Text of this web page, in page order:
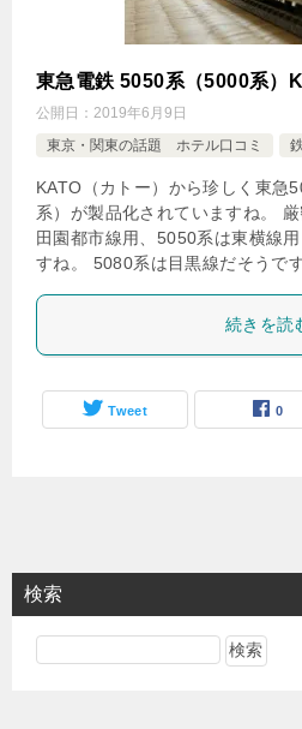
東急電鉄 5050系（5000系）
公開日： 2019年6月9日
東京・関東の話題 ホテル口コミ
KATO（カトー）から珍しく東急
系）が製品化されていますね。
田園都市線用、5050系は東横線
すね。 5080系は目黒線だそうで
続きを読
Tweet 0
検索